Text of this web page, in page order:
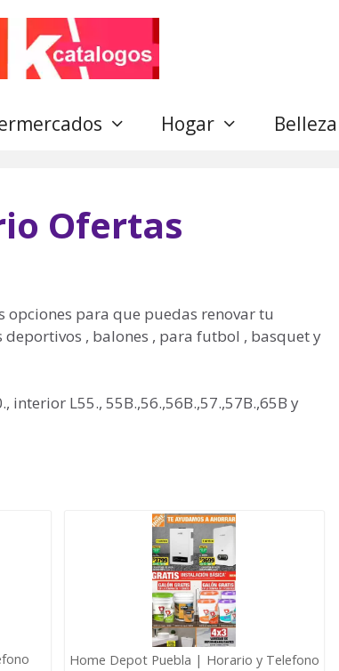
Hogar Belleza
Ofertas
para que puedas renovar tu
, balones , para futbol , basquet y
L55., 55B.,56.,56B.,57.,57B.,65B y
Home Depot Puebla | Horario y Telefono